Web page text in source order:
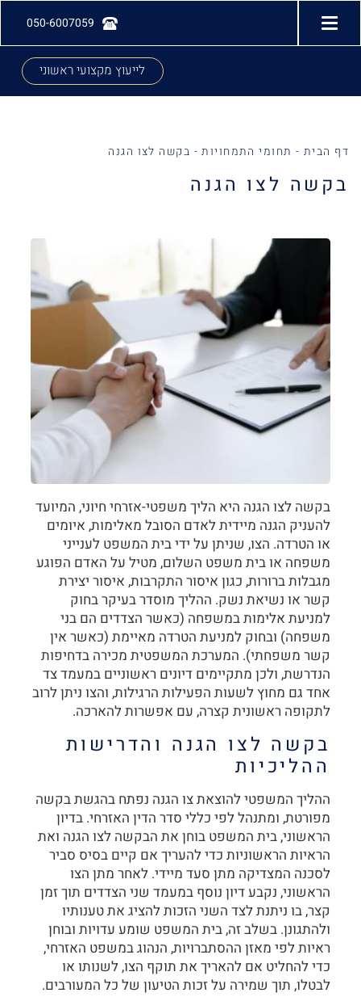
050-6007059
לייעוץ מקצועי ראשוני
דף הבית - תחומי התמחויות- בקשה לצו הגנה
בקשה לצו הגנה
בקשה לצו הגנה היא הליך משפטי-אזרחי חיוני, המיועד
להעניק הגנה מיידית לאדם הסובל מאלימות, איומים
או הטרדה. הצו, שניתן על ידי בית המשפט לענייני
משפחה או בית משפט השלום, מטיל על האדם הפוגע
מגבלות ברורות, כגון איסור התקרבות, איסור יצירת
קשר או נשיאת נשק. ההליך מוסדר בעיקר בחוק
למניעת אלימות במשפחה (כאשר הצדדים הם בני
משפחה) ובחוק למניעת הטרדה מאיימת (כאשר אין
קשר משפחתי). המערכת המשפטית מכירה בדחיפות
הנדרשת, ולכן מתקיימים דיונים ראשוניים במעמד צד
אחד גם מחוץ לשעות הפעילות הרגילות, והצו ניתן לרוב
לתקופה ראשונית קצרה, עם אפשרות להארכה.
בקשה לצו הגנה והדרישות
ההליכיות
ההליך המשפטי להוצאת צו הגנה נפתח בהגשת בקשה
מפורטת, ומתנהל לפי כללי סדר הדין האזרחי. בדיון
הראשוני, בית המשפט בוחן את הבקשה לצו הגנה ואת
הראיות הראשוניות כדי להעריך אם קיים בסיס סביר
לסכנה המצדיקה מתן סעד מיידי. לאחר מתן הצו
הראשוני, נקבע דיון נוסף במעמד שני הצדדים תוך זמן
קצר, בו ניתנת לצד השני הזכות להציג את טענותיו
ולהתגונן. בשלב זה, בית המשפט שומע עדויות ובוחן
ראיות לפי מאזן ההסתברויות, הנהוג במשפט האזרחי,
כדי להחליט אם להאריך את תוקף הצו, לשנותו או
לבטלו, תוך שמירה על זכות הטיעון של כל המעורבים.